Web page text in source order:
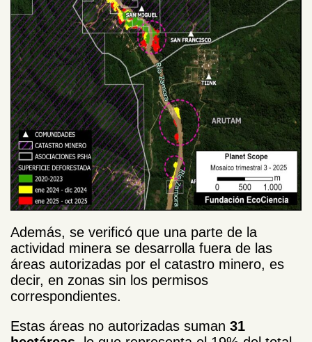
Además, se verificó que una parte de la
actividad minera se desarrolla fuera de las
áreas autorizadas por el catastro minero, es
decir, en zonas sin los permisos
correspondientes.
Estas áreas no autorizadas suman 31